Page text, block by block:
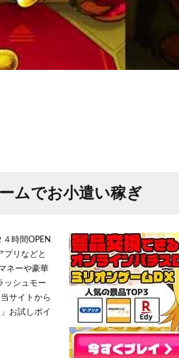
ムでお小遣い稼ぎ
時間OPEN
プリなどと
ネーや豪華
ッシュモー
サイトから
お試しポイ